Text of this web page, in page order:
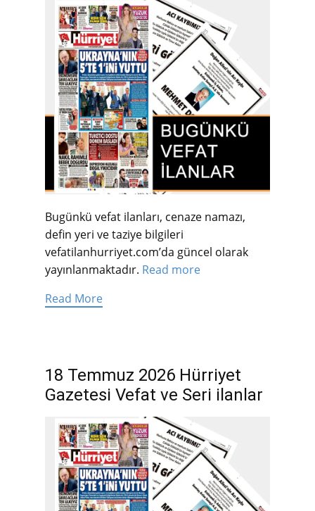
Bugünkü vefat ilanları, cenaze namazı,
defin yeri ve taziye bilgileri
vefatilanhurriyet.com’da güncel olarak
yayınlanmaktadır. Read more
Read More
18 Temmuz 2026 Hürriyet
Gazetesi Vefat ve Seri ilanlar